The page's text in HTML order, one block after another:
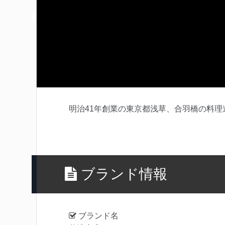
明治41年創業の東京都浅草、合羽橋の料理
ブランド情報
ブランド名